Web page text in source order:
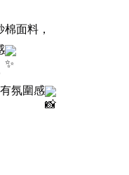
面料，
氛圍感